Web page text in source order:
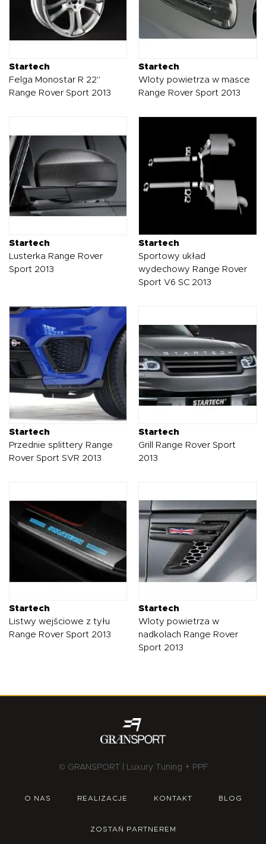
Startech
Felga Monostar R 22"
Range Rover Sport 2013
Startech
Wloty powietrza w masce
Range Rover Sport 2013
Startech
Lusterka Range Rover
Sport 2013
Startech
Sportowy układ
wydechowy Range Rover
Sport V6 SC 2013
Startech
Przednie splittery Range
Rover Sport SVR 2013
Startech
Grill Range Rover Sport
2013
Startech
Listwy wejściowe z tyłu
Range Rover Sport 2013
Startech
Wloty powietrza w
nadkolach Range Rover
Sport 2013
© GRANSPORT | Luxury Tuning + PPF
O NAS REALIZACJE KONTAKT BLOG
ZOSTAŃ PARTNEREM